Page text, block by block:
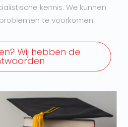
kennis. We kunnen
te voorkomen.
Wij hebben de